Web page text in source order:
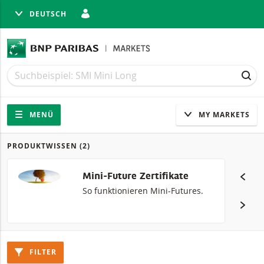
DEUTSCH
Suche
Suche
Navigation
Seitennavigation
MENÜ MY MARKETS
Produkte
PRODUKTWISSEN (2)
Mini-Future Zertifikate
So funktionieren Mini-Futures.
FILTER